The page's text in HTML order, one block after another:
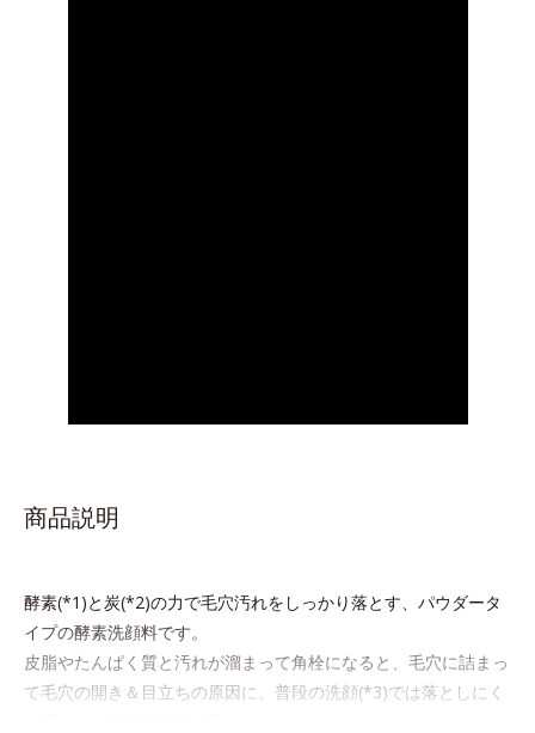
商品説明
酵素(*1)と炭(*2)の力で毛穴汚れをしっかり落とす、パウダータ
イプの酵素洗顔料です。
皮脂やたんぱく質と汚れが溜まって角栓になると、毛穴に詰まっ
て毛穴の開き＆目立ちの原因に。普段の洗顔(*3)では落としにく